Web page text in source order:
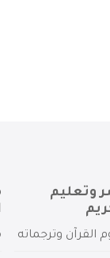
وتعليم
القرآن وترجماته